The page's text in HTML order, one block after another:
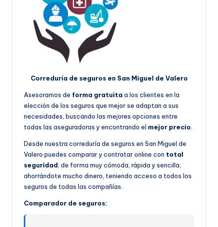
Correduría de seguros en San Miguel de Valero
Asesoramos de forma gratuita a los clientes en la
elección de los seguros que mejor se adaptan a sus
necesidades, buscando las mejores opciones entre
todas las aseguradoras y encontrando el mejor precio.
Desde nuestra correduría de seguros en San Miguel de
Valero puedes comparar y contratar online con total
seguridad, de forma muy cómoda, rápida y sencilla,
ahorrándote mucho dinero, teniendo acceso a todos los
seguros de todas las compañías.
Comparador de seguros: